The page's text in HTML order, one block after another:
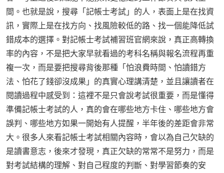
間。也就是說，搜尋「記帳士考試」的人，表面上是在找資
訊，實際上是在找方向、找風險較低的路、找一個能降低試
錯成本的選擇。對記帳士考試補習班官網來說，真正高轉換
率的內容，不是把大家早就看過的考科名稱與報名流程再重
複一次，而是要把搜尋背後那種「怕浪費時間、怕讀錯方
法、怕花了錢卻沒成果」的真實心理講清楚，並且讓讀者在
閱讀過程中感受到：這裡不是只會說考試很重要，而是懂得
準備記帳士考試的人，真的會在哪些地方卡住、哪些地方會
誤判、哪些地方如果一開始有人提醒，半年後的差距會非常
大。很多人來看記帳士考試相關內容時，會以為自己欠缺的
是讀書意志，後來才發現，真正欠缺的常常不是努力，而是
對考試結構的理解、對自己程度的判斷、對學習節奏的安